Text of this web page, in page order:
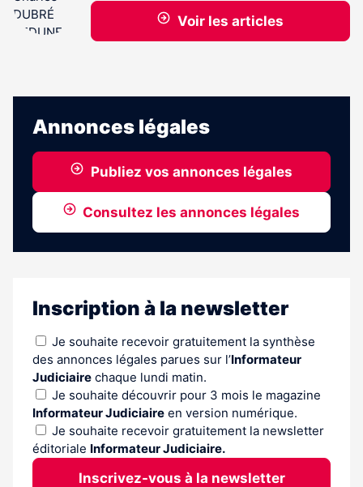
Voir les articles
Annonces légales
Publiez vos annonces légales
Consultez les annonces légales
Inscription à la newsletter
Je souhaite recevoir gratuitement la synthèse
des annonces légales parues sur l’Informateur
Judiciaire chaque lundi matin.
Je souhaite découvrir pour 3 mois le magazine
Informateur Judiciaire en version numérique.
Je souhaite recevoir gratuitement la newsletter
éditoriale Informateur Judiciaire.
Inscrivez-vous à la newsletter